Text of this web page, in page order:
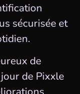
sécurisée et
de
de Pixxle